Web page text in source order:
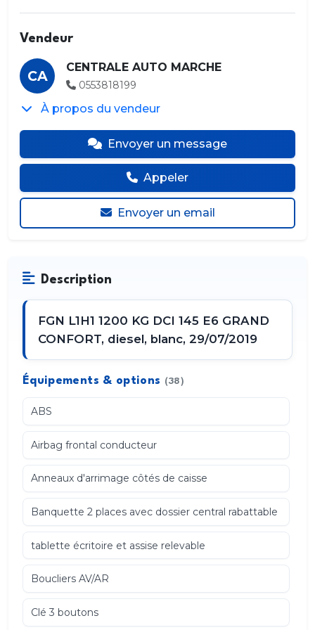
Vendeur
CA
CENTRALE AUTO MARCHE
0553818199
À propos du vendeur
Envoyer un message
Appeler
Envoyer un email
Description
FGN L1H1 1200 KG DCI 145 E6 GRAND
CONFORT, diesel, blanc, 29/07/2019
Équipements & options (38)
ABS
Airbag frontal conducteur
Anneaux d'arrimage côtés de caisse
Banquette 2 places avec dossier central rabattable
tablette écritoire et assise relevable
Boucliers AV/AR
Clé 3 boutons